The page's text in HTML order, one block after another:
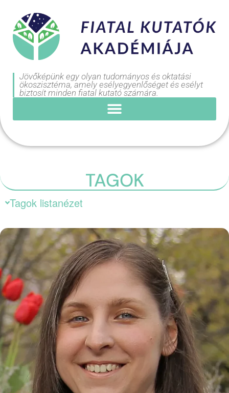
Jövőképünk egy olyan tudományos és oktatási
ökoszisztéma, amely esélyegyenlőséget és esélyt
biztosít minden fiatal kutató számára.
TAGOK
Tagok listanézet